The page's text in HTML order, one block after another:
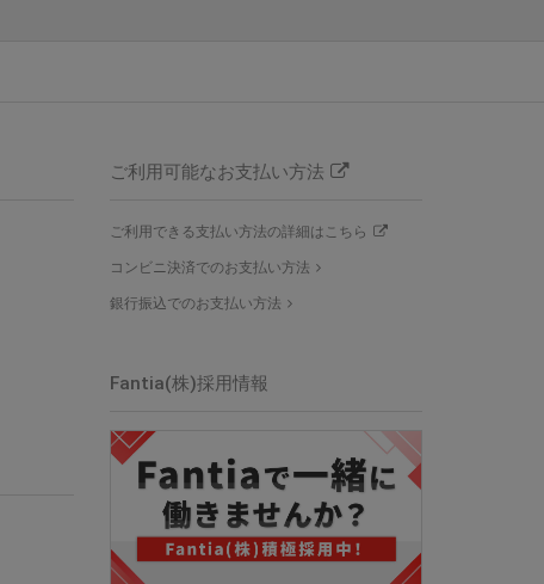
ご利用可能なお支払い方法
ご利用できる支払い方法の詳細はこちら
コンビニ決済でのお支払い方法
銀行振込でのお支払い方法
Fantia(株)採用情報